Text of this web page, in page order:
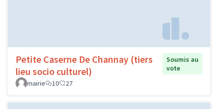
Petite Caserne De Channay (tiers
lieu socio culturel)
Soumis au
vote
mairie
10 27